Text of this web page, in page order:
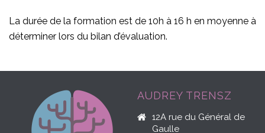
La durée de la formation est de 10h à 16 h en moyenne à
déterminer lors du bilan d’évaluation.
AUDREY TRENSZ
12A rue du Général de
Gaulle